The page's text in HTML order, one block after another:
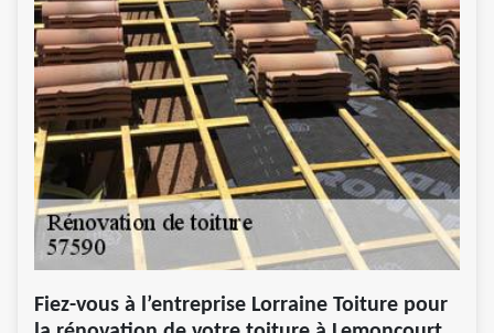
Fiez-vous à l’entreprise Lorraine Toiture pour